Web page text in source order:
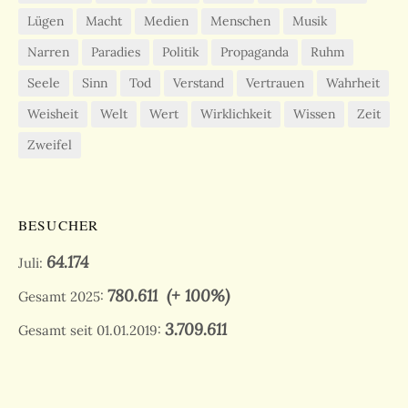
Lügen Macht Medien Menschen
Musik
Narren
Paradies Politik Propaganda
Ruhm
Seele
Sinn Tod Verstand Vertrauen
Wahrheit
Weisheit
Welt Wert Wirklichkeit Wissen
Zeit
Zweifel
BESUCHER
Juli: 64.174
Gesamt 2025: 780.611(+ 100%)
Gesamt seit 01.01.2019: 3.709.611